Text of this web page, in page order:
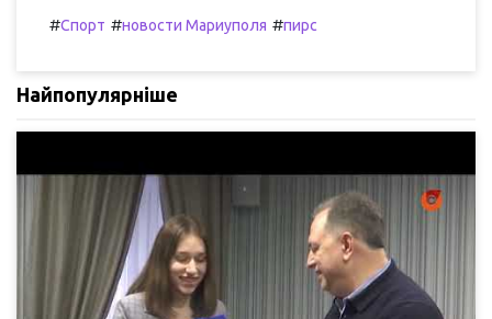
#Спорт #новости Мариуполя #пирс
Найпопулярніше